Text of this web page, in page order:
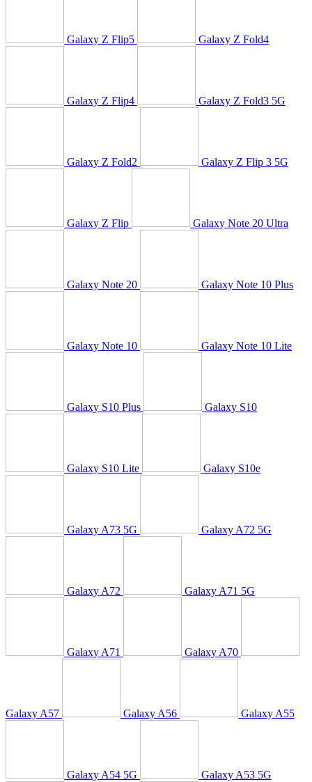
Galaxy Z Flip5 Galaxy Z Fold4
Galaxy Z Flip4 Galaxy Z Fold3 5G
Galaxy Z Fold2 Galaxy Z Flip 3 5G
Galaxy Z Flip Galaxy Note 20 Ultra
Galaxy Note 20 Galaxy Note 10 Plus
Galaxy Note 10 Galaxy Note 10 Lite
Galaxy S10 Plus Galaxy S10
Galaxy S10 Lite Galaxy S10e
Galaxy A73 5G Galaxy A72 5G
Galaxy A72 Galaxy A71 5G
Galaxy A71 Galaxy A70
Galaxy A57 Galaxy A56 Galaxy A55
Galaxy A54 5G Galaxy A53 5G